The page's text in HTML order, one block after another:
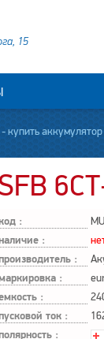
15
Mutlu по низкой цене в
:
:
:
:
:
ток :
: